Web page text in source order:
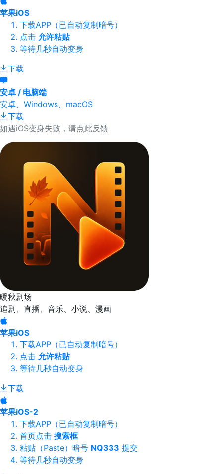
苹果iOS
下载APP（已自动复制暗号）
点击 允许粘贴
等待几秒自动变身
下载
安卓 / 电脑端
安卓、Windows、macOS
下载
如遇iOS变身失败，请点此反馈
暖秋剧场
追剧、直播、音乐、小说、漫画
苹果iOS
下载APP（已自动复制暗号）
点击 允许粘贴
等待几秒自动变身
下载
苹果iOS-2
下载APP（已自动复制暗号）
首页点击 搜索框
粘贴（Paste）暗号 NQ333 提交
等待几秒自动变身